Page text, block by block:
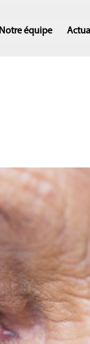
Notre équipe